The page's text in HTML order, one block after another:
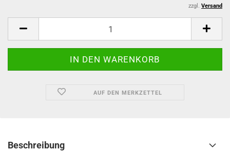
zzgl. Versand
AUF DEN MERKZETTEL
Beschreibung